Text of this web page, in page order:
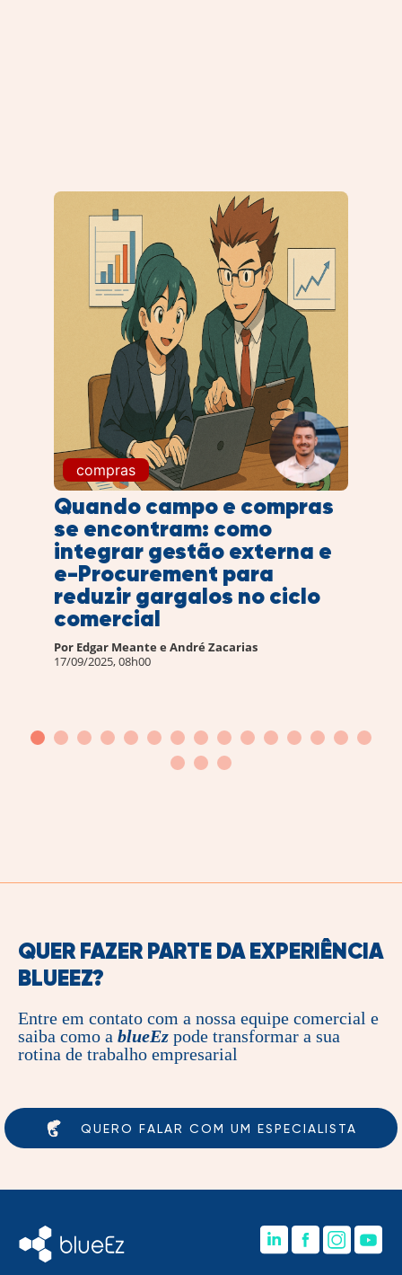
compras
Quando campo e compras
se encontram: como
integrar gestão externa e
e-Procurement para
reduzir gargalos no ciclo
comercial
Por Edgar Meante e André Zacarias
17/09/2025, 08h00
QUER FAZER PARTE DA EXPERIÊNCIA
BLUEEZ?
Entre em contato com a nossa equipe comercial e
saiba como a blueEz pode transformar a sua
rotina de trabalho empresarial
QUERO FALAR COM UM ESPECIALISTA